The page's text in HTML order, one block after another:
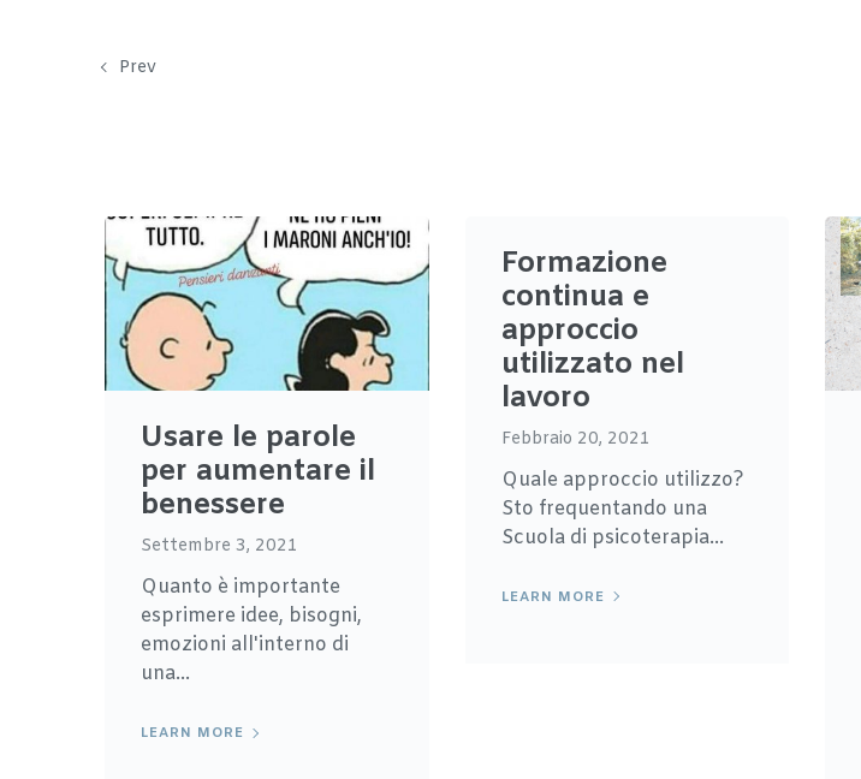
Prev
Usare le parole
per aumentare il
benessere
Settembre 3, 2021
Quanto è importante
esprimere idee, bisogni,
emozioni all'interno di
una...
LEARN MORE
Formazione
continua e
approccio
utilizzato nel
lavoro
Febbraio 20, 2021
Quale approccio utilizzo?
Sto frequentando una
Scuola di psicoterapia...
LEARN MORE